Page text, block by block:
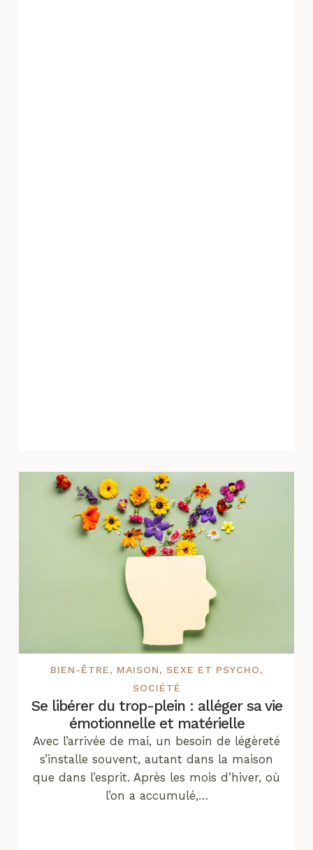
BIEN-ÊTRE, MAISON, SEXE ET PSYCHO,
SOCIÉTÉ
Se libérer du trop-plein : alléger sa vie
émotionnelle et matérielle
Avec l’arrivée de mai, un besoin de légèreté
s’installe souvent, autant dans la maison
que dans l’esprit. Après les mois d’hiver, où
l’on a accumulé,…